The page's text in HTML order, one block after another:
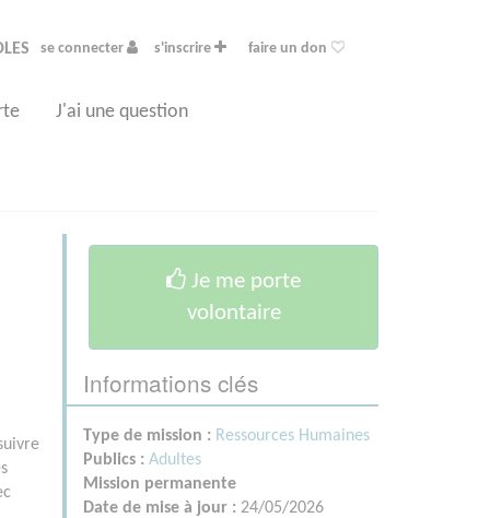
se connecter s'inscrire faire un don
J'ai une question
Je me porte
volontaire
Informations clés
Type de mission : Ressources Humaines
Publics : Adultes
Mission permanente
Date de mise à jour : 24/05/2026